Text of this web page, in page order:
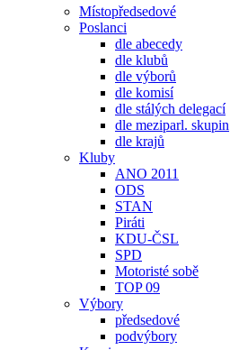
Místopředsedové
Poslanci
dle abecedy
dle klubů
dle výborů
dle komisí
dle stálých delegací
dle meziparl. skupin
dle krajů
Kluby
ANO 2011
ODS
STAN
Piráti
KDU-ČSL
SPD
Motoristé sobě
TOP 09
Výbory
předsedové
podvýbory